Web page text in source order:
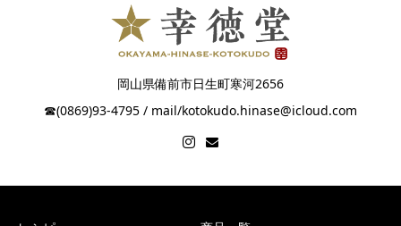
岡山県備前市日生町寒河2656
☎︎(0869)93-4795 / mail/kotokudo.hinase@icloud.com